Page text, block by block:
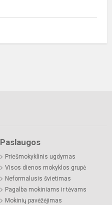
Paslaugos
Priešmokyklinis ugdymas
Visos dienos mokyklos grupė
Neformalusis švietimas
Pagalba mokiniams ir tėvams
Mokinių pavėžėjimas